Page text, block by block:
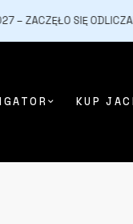
SIĘ ODLICZANIE
KUP